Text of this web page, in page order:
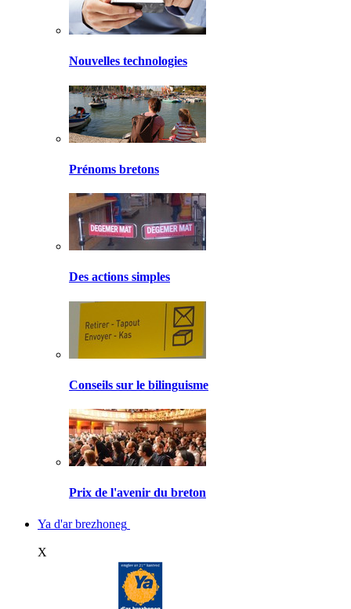
Nouvelles technologies
Prénoms bretons
Des actions simples
Conseils sur le bilinguisme
Prix de l'avenir du breton
Ya d'ar brezhoneg
X